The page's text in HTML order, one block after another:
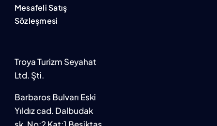
Mesafeli Satış
Sözleşmesi
Troya Turizm Seyahat
Ltd. Şti.
Barbaros Bulvarı Eski
Yıldız cad. Dalbudak